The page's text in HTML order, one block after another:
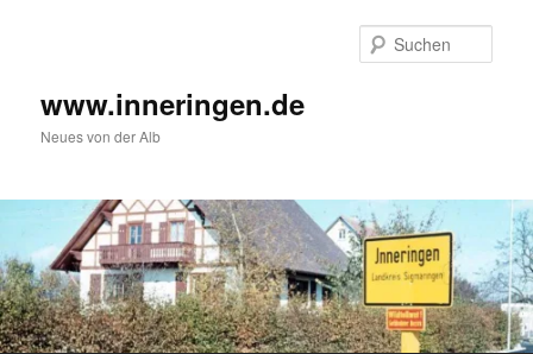
www.inneringen.de
Neues von der Alb